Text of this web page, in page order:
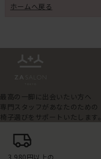
ホームへ戻る
最高の一脚に出会いたい方へ
専門スタッフがあなたのための
椅子選びをサポートいたします。
3,980円以上の